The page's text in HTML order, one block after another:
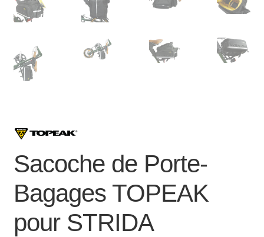
Sacoche de Porte-
Bagages TOPEAK
pour STRIDA